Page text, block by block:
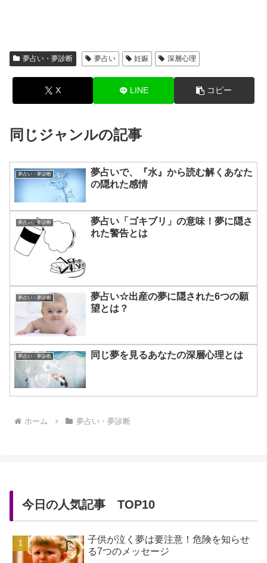
夢占い・夢診断 夢占い 妊娠 深層心理
X LINE コピー
同じジャンルの記事
夢占い・夢診断
夢占いで、『水』から読む解くあなた
の隠れた感情
夢占い・夢診断
夢占い「ゴキブリ」の意味！夢に隠さ
れた警告とは
夢占い・夢診断
夢占い☆出産の夢に隠された6つの願
望とは？
夢占い・夢診断 同じ夢を見るあなたの深層心理とは
ホーム 夢占い・夢診断
今日の人気記事 TOP10
子供が泣く夢は要注意！危険を知らせ
る7つのメッセージ